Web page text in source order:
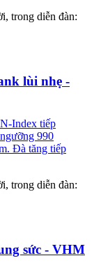
trong diễn đàn:
lùi nhẹ -
Index tiếp
990
Đà tăng tiếp
trong diễn đàn:
sức - VHM